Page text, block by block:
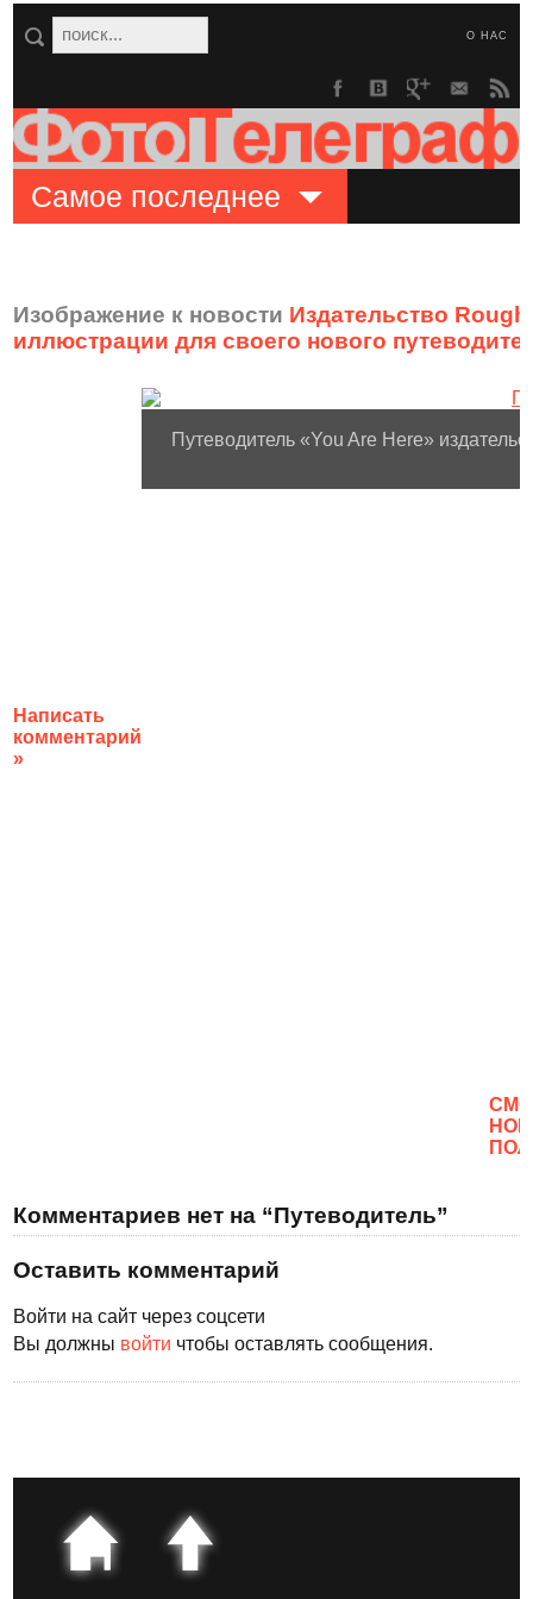
О НАС
Самое последнее
Изображение к новости Издательство
иллюстрации для своего нового
Написать
комментарий
»
Путеводитель «You Are Here»
Комментариев нет на “Путеводитель”
Оставить комментарий
Войти на сайт через соцсети
Вы должны войти чтобы оставлять сообщения.